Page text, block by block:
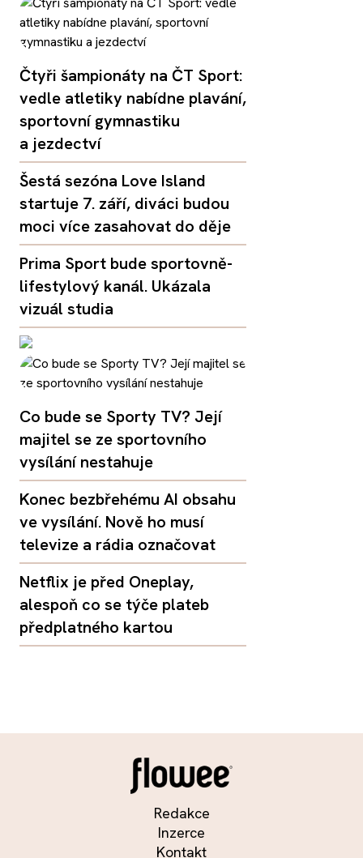
Čtyři šampionáty na ČT Sport:
vedle atletiky nabídne plavání,
sportovní gymnastiku
a jezdectví
Šestá sezóna Love Island
startuje 7. září, diváci budou
moci více zasahovat do děje
Prima Sport bude sportovně-
lifestylový kanál. Ukázala
vizuál studia
Co bude se Sporty TV? Její
majitel se ze sportovního
vysílání nestahuje
Konec bezbřehému AI obsahu
ve vysílání. Nově ho musí
televize a rádia označovat
Netflix je před Oneplay,
alespoň co se týče plateb
předplatného kartou
Redakce
Inzerce
Kontakt